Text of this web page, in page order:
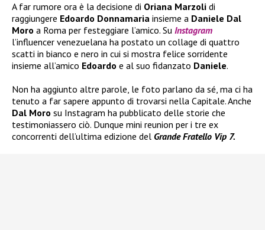
A far rumore ora è la decisione di Oriana Marzoli di
raggiungere Edoardo Donnamaria insieme a Daniele Dal
Moro a Roma per festeggiare l’amico. Su Instagram
l’influencer venezuelana ha postato un collage di quattro
scatti in bianco e nero in cui si mostra felice sorridente
insieme all’amico Edoardo e al suo fidanzato Daniele.
Non ha aggiunto altre parole, le foto parlano da sé, ma ci ha
tenuto a far sapere appunto di trovarsi nella Capitale. Anche
Dal Moro su Instagram ha pubblicato delle storie che
testimoniassero ciò. Dunque mini reunion per i tre ex
concorrenti dell’ultima edizione del Grande Fratello Vip 7.